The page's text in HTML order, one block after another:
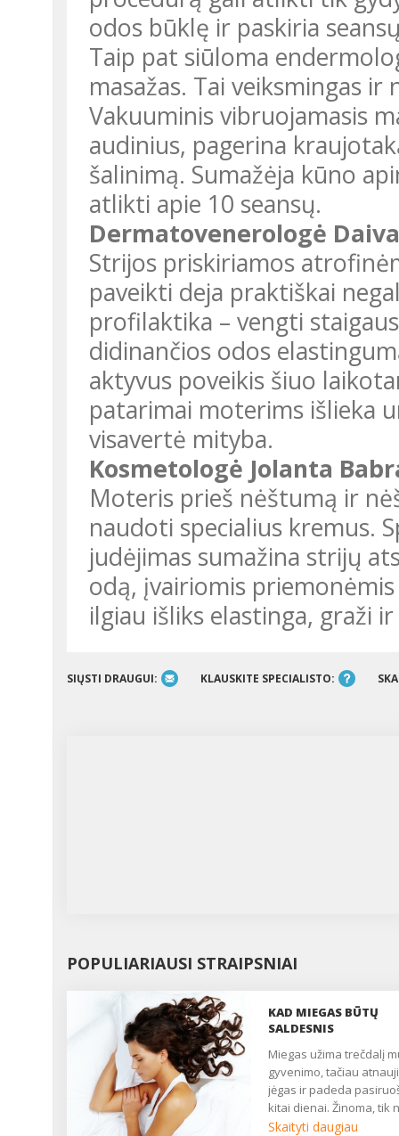
odos būklę ir paskiria
Taip pat siūloma
masažas. Tai veiksmingas
Vakuuminis vibruojamasis
audinius, pagerina
šalinimą. Sumažėja kūno
atlikti apie 10 seansų.
Dermatovenerologė
Strijos priskiriamos
paveikti deja praktiškai
profilaktika – vengti
didinančios odos
aktyvus poveikis šiuo
patarimai moterims išlieka
visavertė mityba.
Kosmetologė Jolanta
Moteris prieš nėštumą ir
naudoti specialius kremus.
judėjimas sumažina strijų
odą, įvairiomis
ilgiau išliks elastinga, graži
SIŲSTI DRAUGUI: KLAUSKITE SPECIALISTO:
POPULIARIAUSI STRAIPSNIAI
KAD MIEGAS BŪTŲ
SALDESNIS
Miegas užima trečdalį mūsų
gyvenimo, tačiau
jėgas ir padeda
kitai dienai. Žinoma, tik
tada, kai vartaisi lovoje
Skaityti daugiau